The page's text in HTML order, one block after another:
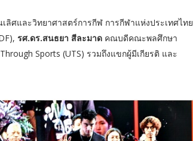
เลิศและวิทยาศาสตร์การกีฬ การกีฬาแห่งประเทศไทย
รศ.ดร.สนธยา สีละมาด คณบดีคณะพลศึกษา
Sports (UTS) รวมถึงแขกผู้มีเกียรติ และ